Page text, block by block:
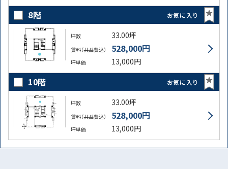
8階 お気に入り
坪数 33.00坪
賃料（共益費込） 528,000円
坪単価 13,000円
10階 お気に入り
坪数 33.00坪
賃料（共益費込） 528,000円
坪単価 13,000円